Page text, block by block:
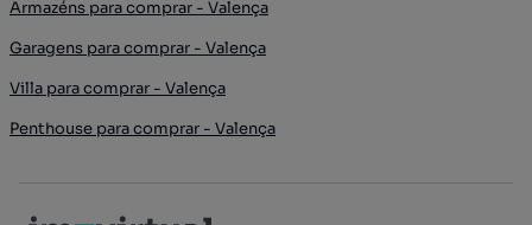
Armazéns para comprar - Valença
Garagens para comprar - Valença
Villa para comprar - Valença
Penthouse para comprar - Valença